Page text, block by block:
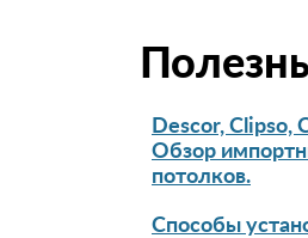
Descor, Clipso,
Обзор
потолков.
Способы